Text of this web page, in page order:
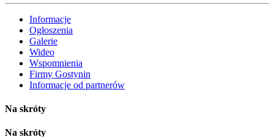
Informacje
Ogłoszenia
Galerie
Wideo
Wspomnienia
Firmy Gostynin
Informacje od partnerów
Na skróty
Na skróty